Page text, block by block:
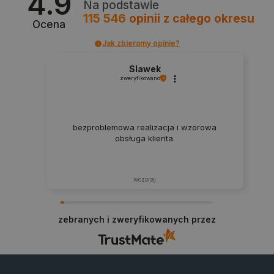
Ocena
Na podstawie
115 546 opinii z całego okresu
Jak zbieramy opinie?
Slawek
zweryfikowano
bezproblemowa realizacja i wzorowa
obsługa klienta.
wczoraj
zebranych i zweryfikowanych przez